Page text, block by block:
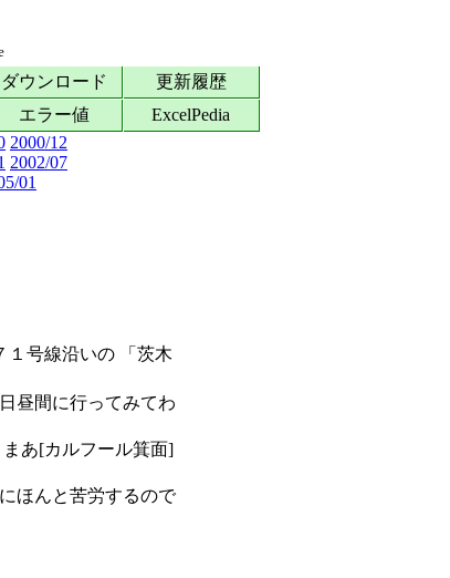
ダウンロード
更新履歴
エラー値
ExcelPedia
2000/12
2002/07
01
１号線沿いの 「茨木
昼間に行ってみてわ
あ[カルフール箕面]
ほんと苦労するので